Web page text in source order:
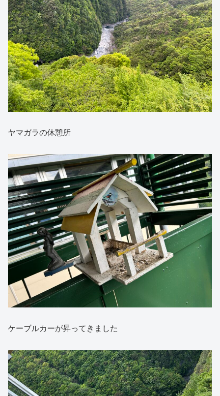
ヤマガラの休憩所
ケーブルカーが昇ってきました